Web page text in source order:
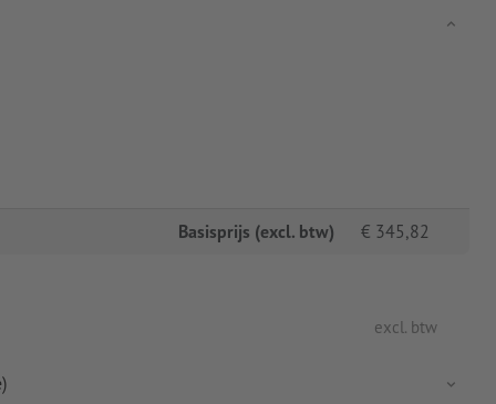
Basisprijs (excl. btw) € 345,82
excl. btw